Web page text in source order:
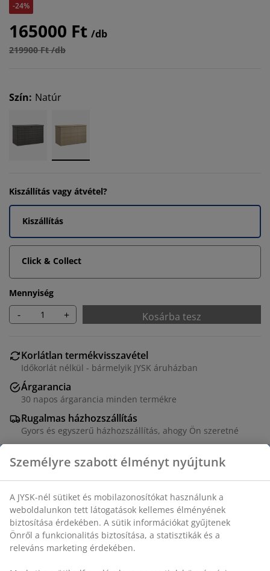
-24%
165000 Ft /db
219900 Ft /db
Szín: Natúr
Kiszállítás vagy átvétel?
Kiszállítás
Click & Collect
Mennyiség
- + Kosárba tesz
Korlátlan termékvisszavétel
Időkorlát nélkül - bármelyik JYSK áruházban
Árgarancia
30 napos árgarancia minden termékre
Rugalmas házhozszállítás
Gyors és egyszerű házhozszállítás, ahogy Ön szeretné
Párnatartó láda alumíniumból és polyrattanból.
Könnyen használható hidraulikus tető. Fagyálló. SZ150
x MA91 x MÉ77 cm
SKU: 3799882